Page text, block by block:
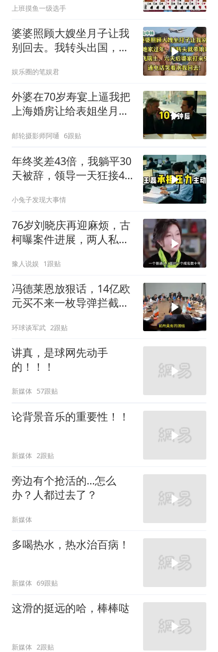
上班摸鱼一级选手
婆婆照顾大嫂坐月子让我
别回去。我转头出国，婆
娱乐圈的笔娱君
外婆在70岁寿宴上逼我把
上海婚房让给表姐坐月
邮轮摄影师阿嗵 6跟贴
年终奖差43倍，我躺平30
天被辞，领导一天狂接47
小兔子发现大事情
76岁刘晓庆再迎麻烦，古
柯曝案件进展，两人私密
豫人说娱 1跟贴
冯德莱恩放狠话，14亿欧
元买不来一枚导弹拦截！
环球谈军武 2跟贴
讲真，是球网先动手
的！！！
新媒体 57跟贴
论背景音乐的重要性！！
新媒体 2跟贴
旁边有个抢活的…怎么
办？人都过去了？
新媒体
多喝热水，热水治百病！
新媒体 69跟贴
这滑的挺远的哈，棒棒哒
新媒体 2跟贴